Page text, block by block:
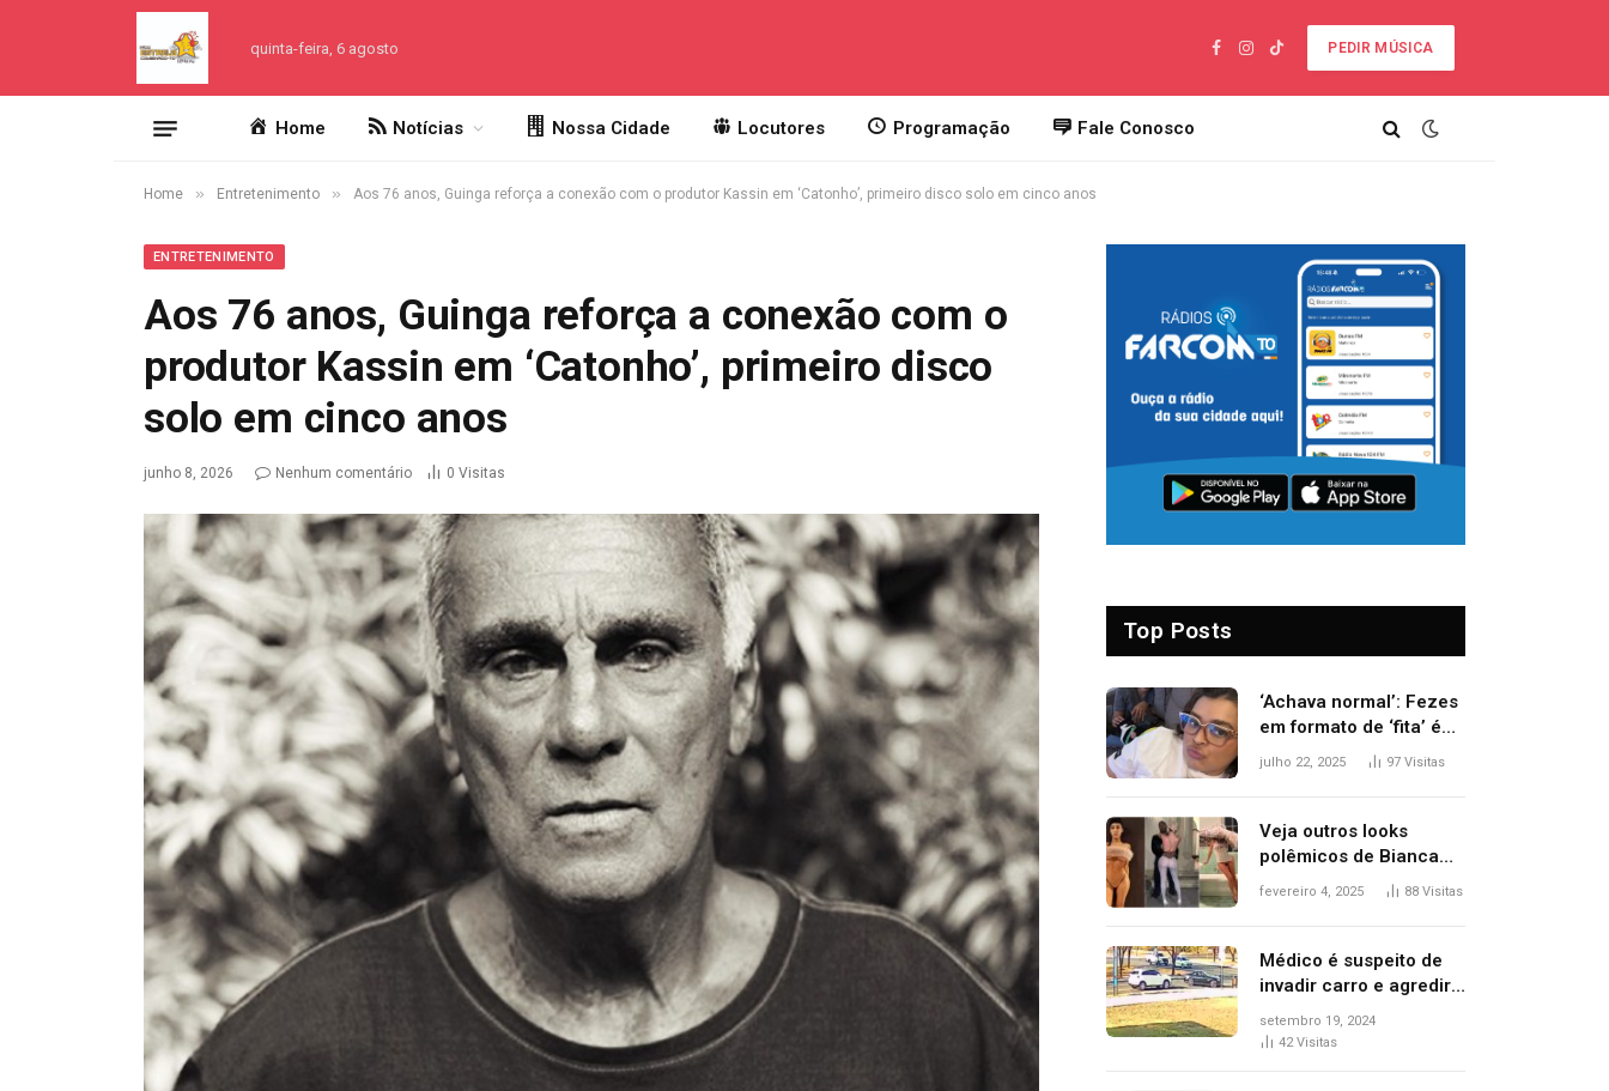
quinta-feira, 6 agosto
Facebook
Instagram
TikTok
PEDIR MÚSICA
Home Notícias Nossa Cidade Locutores Programação Fale Conosco
Home » Entretenimento » Aos 76 anos, Guinga reforça a conexão com o produtor Kassin em ‘Catonho’, primeiro disco solo em cinco anos
ENTRETENIMENTO
Aos 76 anos, Guinga reforça a conexão com o
produtor Kassin em ‘Catonho’, primeiro disco
solo em cinco anos
junho 8, 2026 Nenhum comentário 0 Visitas
Top Posts
‘Achava normal’: Fezes
em formato de ‘fita’ é
um dos alertas para
Gil
julho 22, 2025 97 Visitas
Veja outros looks
polêmicos de Bianca
Censori, esposa de
Grammy 2025
fevereiro 4, 2025 88 Visitas
Médico é suspeito de
invadir carro e agredir
delegado aposentado
durante confusão no
setembro 19, 2024
42Visitas